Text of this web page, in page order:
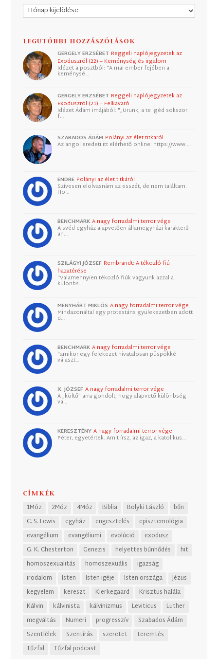
Archívum
LEGUTÓBBI HOZZÁSZÓLÁSOK
GERGELY ERZSÉBET Reggeli naplójegyzetek az
Exoduszról (22) – Keménység és irgalom
Idézet a posztból: "A mai ember fejében a
keménysé…
GERGELY ERZSÉBET Reggeli naplójegyzetek az
Exoduszról (21) – Felkavaró
Idézet Ádám imájából: "„Urunk, a te igéd sokszor
f…
SZABADOS ÁDÁM Polányi az élet titkáról
Az angol eredeti itt elérhető online: https://www.…
ENDRE Polányi az élet titkáról
Szívesen elolvasnám az esszét, de nem találtam.
Ho…
BENCHMARK A nagy forradalmi terror vége
A svéd egyház alapvetően államegyházi karakterű
an…
SZILÁGYI JÓZSEF Rembrandt: A tékozló fiú
hazatérése
"Valamennyien tékozló fiúk vagyunk azzal a
különbs…
MENYHÁRT MIKLÓS A nagy forradalmi terror vége
Mindazonáltal egy protestáns gyülekezetben adott
d…
BENCHMARK A nagy forradalmi terror vége
"amikor egy felekezet hivatalosan püspökké
választ…
X. JÓZSEF A nagy forradalmi terror vége
A „költő” arra gondolt, hogy alapvető különbség
va…
KERESZTÉNY A nagy forradalmi terror vége
Péter, egyetértek. Amit írsz, az igaz, a katolikus…
CÍMKÉK
1Móz 2Móz 4Móz Biblia Bolyki László
bűn
C. S. Lewis
egyház engesztelés
episztemológia
evangélium
evangéliumi evolúció
exodusz
G. K. Chesterton
Genezis helyettes bűnhődés
hit
homoszexualitás
homoszexuális
igazság
irodalom
Isten Isten igéje Isten országa
Jézus
kegyelem
kereszt Kierkegaard
Krisztus halála
Kálvin
kálvinista kálvinizmus Leviticus
Luther
megváltás
Numeri progresszív
Szabados Ádám
Szentlélek
Szentírás szeretet
teremtés
Tűzfal
Tűzfal podcast